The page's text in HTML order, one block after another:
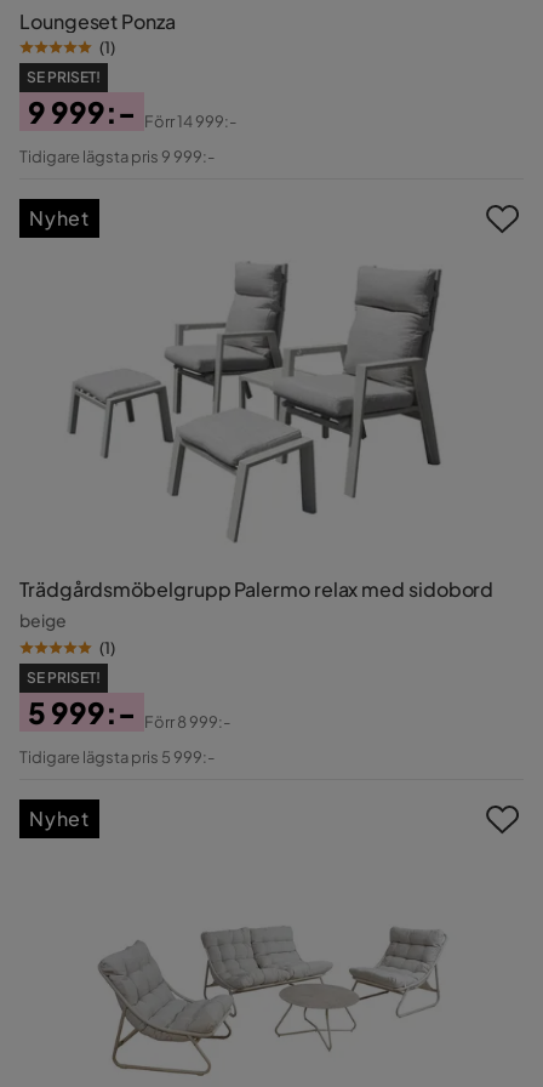
Loungeset Ponza
(1)
SE PRISET!
Pris
9 999:-
Original
Förr14 999:-
Tidigare lägsta pris 9 999:-
Trädgårdsmöbelgrupp Palermo relax med sidobord
beige
(1)
SE PRISET!
Pris
5 999:-
Original
Förr8 999:-
Tidigare lägsta pris 5 999:-
Nyhet
Nyhet